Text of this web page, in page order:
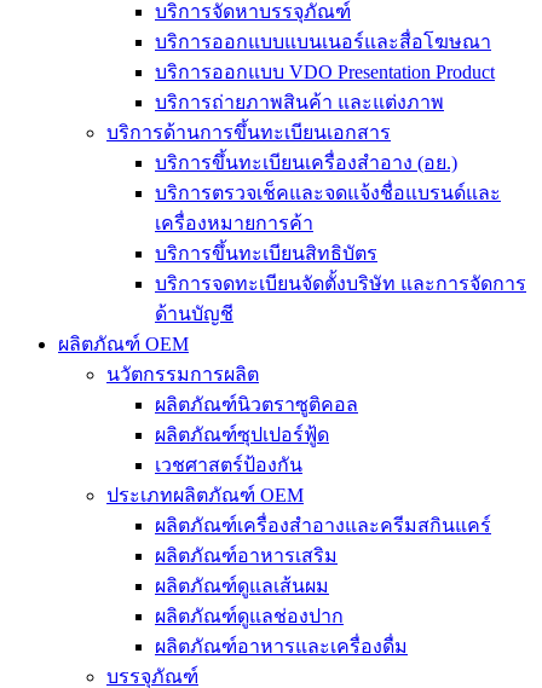
บริการจัดหาบรรจุภัณฑ์
บริการออกแบบแบนเนอร์และสื่อโฆษณา
บริการออกแบบ VDO Presentation Product
บริการถ่ายภาพสินค้า และแต่งภาพ
บริการด้านการขึ้นทะเบียนเอกสาร
บริการขึ้นทะเบียนเครื่องสำอาง (อย.)
บริการตรวจเช็คและจดแจ้งชื่อแบรนด์และ
เครื่องหมายการค้า
บริการขึ้นทะเบียนสิทธิบัตร
บริการจดทะเบียนจัดตั้งบริษัท และการจัดการ
ด้านบัญชี
ผลิตภัณฑ์ OEM
นวัตกรรมการผลิต
ผลิตภัณฑ์นิวตราซูติคอล
ผลิตภัณฑ์ซุปเปอร์ฟู้ด
เวชศาสตร์ป้องกัน
ประเภทผลิตภัณฑ์ OEM
ผลิตภัณฑ์เครื่องสำอางและครีมสกินแคร์
ผลิตภัณฑ์อาหารเสริม
ผลิตภัณฑ์ดูแลเส้นผม
ผลิตภัณฑ์ดูแลช่องปาก
ผลิตภัณฑ์อาหารและเครื่องดื่ม
บรรจุภัณฑ์